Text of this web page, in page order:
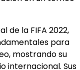
de la FIFA 2022,
para
mostrando su
internacional. Sus